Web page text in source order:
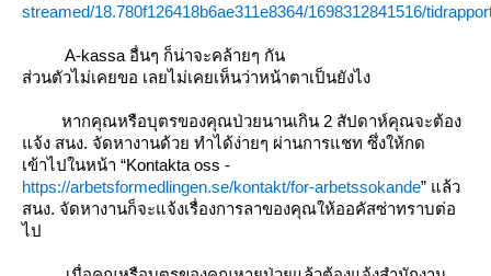
streamed/18.780f126418b6ae311e8364/1698312841516/
A-kassa อื่นๆ ก็น่าจะคล้ายๆ กัน
ส่วนตัวไม่เคยขอ เลยไม่เคยเห็นว่าหน้าตาเป็นยังไง
หากคุณหรือบุตรของคุณป่วยนานเกิน 2 สัปดาห์คุณจะต้อง
จ้ง สนง. จัดหางานด้วย ทำได้ง่ายๆ ผ่านการแชท ซึ่งให้กด
เข้าไปในหน้า “Kontakta oss -
https://arbetsformedlingen.se/kontakt/for-arbetssokande” แล้ว
สนง. จัดหางานก็จะแจ้งเรื่องการลาของคุณให้ออคัสซ่าทราบต่อ
ไป